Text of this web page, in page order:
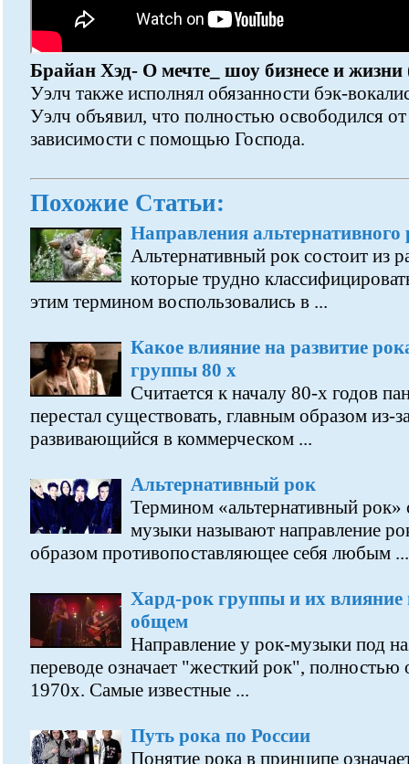
Брайан Хэд- О мечте_ шоу бизнесе и жизни
Уэлч также исполнял обязанности бэк-
Уэлч объявил, что полностью освободился
зависимости с помощью Господа.
Похожие Статьи:
Направления альтернативного
Альтернативный рок состоит из
которые трудно
этим термином воспользовались в ...
Какое влияние на развитие
группы 80 х
Считается к началу 80-х годов
перестал существовать, главным образом из-
развивающийся в коммерческом ...
Альтернативный рок
Термином «альтернативный рок»
музыки называют направление
образом противопоставляющее себя любым ...
Хард-рок группы и их влияние
общем
Направление у рок-музыки под
переводе означает "жесткий рок",
1970х. Самые известные ...
Путь рока по России
Понятие рока в принципе